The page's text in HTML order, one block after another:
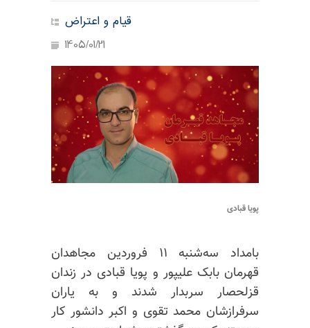
قیام و اعتراض
1405/01/21
پویا قبادی
بامداد سه‌شنبه ۱۱ فروردین مجاهدان
قهرمان بابک علیپور و پویا قبادی در زندان
قزلحصار سربدار شدند و به یاران
سرفرازشان محمد تقوی و اکبر دانشور کار